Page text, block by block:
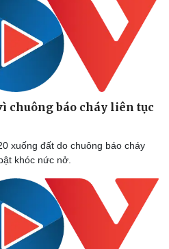
Nhà đẹp
Tình yêu - Gia đình
chuông báo cháy liên tục
xuống đất do chuông báo cháy
khóc nức nở.